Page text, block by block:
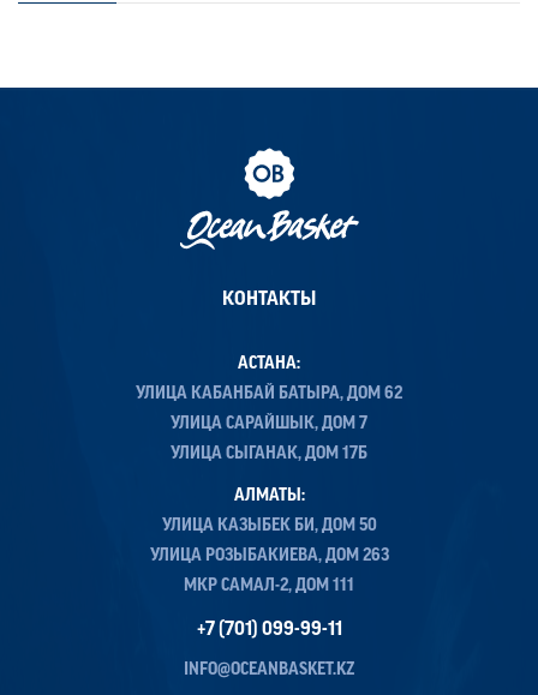
КОНТАКТЫ
АСТАНА:
УЛИЦА КАБАНБАЙ БАТЫРА, ДОМ 62
УЛИЦА САРАЙШЫК, ДОМ 7
УЛИЦА СЫГАНАК, ДОМ 17Б
АЛМАТЫ:
УЛИЦА КАЗЫБЕК БИ, ДОМ 50
УЛИЦА РОЗЫБАКИЕВА, ДОМ 263
МКР САМАЛ-2, ДОМ 111
+7 (701) 099-99-11
INFO@OCEANBASKET.KZ